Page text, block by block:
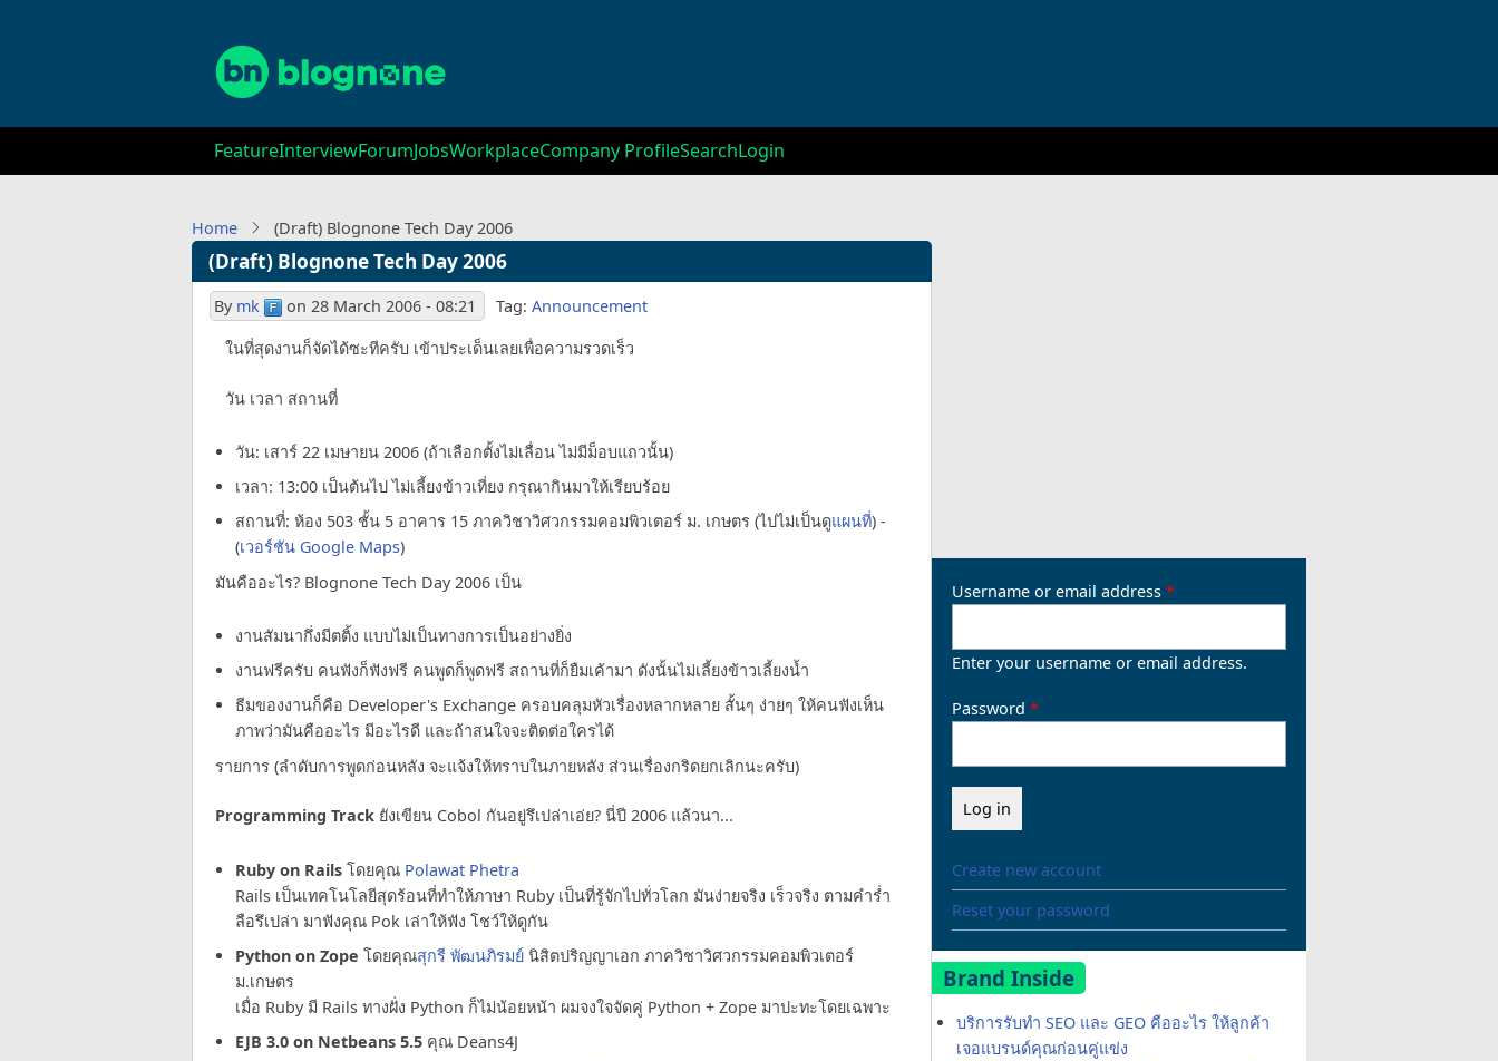
Main
navigation
FeatureInterviewForumJobsWorkplaceCompany ProfileSearchLogin
Home (Draft) Blognone Tech Day 2006
(Draft) Blognone Tech Day 2006
By mk on 28 March 2006 - 08:21 Tag: Announcement
ในที่สุดงานก็จัดได้ซะทีครับ เข้าประเด็นเลยเพื่อความรวดเร็ว
วัน เวลา สถานที่
วัน: เสาร์ 22 เมษายน 2006 (ถ้าเลือกตั้งไม่เลื่อน ไม่มีม็อบแถวนั้น)
เวลา: 13:00 เป็นต้นไป ไม่เลี้ยงข้าวเที่ยง กรุณากินมาให้เรียบร้อย
สถานที่: ห้อง 503 ชั้น 5 อาคาร 15 ภาควิชาวิศวกรรมคอมพิวเตอร์ ม. เกษตร (ไปไม่เป็นดูแผนที่) -
(เวอร์ชัน Google Maps)
มันคืออะไร? Blognone Tech Day 2006 เป็น
งานสัมนากึ่งมีตติ้ง แบบไม่เป็นทางการเป็นอย่างยิ่ง
งานฟรีครับ คนฟังก็ฟังฟรี คนพูดก็พูดฟรี สถานที่ก็ยืมเค้ามา ดังนั้นไม่เลี้ยงข้าวเลี้ยงน้ำ
ธีมของงานก็คือ Developer's Exchange ครอบคลุมหัวเรื่องหลากหลาย สั้นๆ ง่ายๆ ให้คนฟังเห็น
ภาพว่ามันคืออะไร มีอะไรดี และถ้าสนใจจะติดต่อใครได้
รายการ (ลำดับการพูดก่อนหลัง จะแจ้งให้ทราบในภายหลัง ส่วนเรื่องกริดยกเลิกนะครับ)
Programming Track ยังเขียน Cobol กันอยู่รึเปล่าเอ่ย? นี่ปี 2006 แล้วนา...
Ruby on Rails โดยคุณ Polawat Phetra
Rails เป็นเทคโนโลยีสุดร้อนที่ทำให้ภาษา Ruby เป็นที่รู้จักไปทั่วโลก มันง่ายจริง เร็วจริง ตามคำร่ำ
ลือรึเปล่า มาฟังคุณ Pok เล่าให้ฟัง โชว์ให้ดูกัน
Python on Zope โดยคุณสุกรี พัฒนภิรมย์ นิสิตปริญญาเอก ภาควิชาวิศวกรรมคอมพิวเตอร์
ม.เกษตร
เมื่อ Ruby มี Rails ทางฝั่ง Python ก็ไม่น้อยหน้า ผมจงใจจัดคู่ Python + Zope มาปะทะโดยเฉพาะ
EJB 3.0 on Netbeans 5.5 คุณ Deans4J
Username or email address
Enter your username or email address.
Password
Create new account
Reset your password
Brand Inside
บริการรับทำ SEO และ GEO คืออะไร ให้ลูกค้า
เจอแบรนด์คุณก่อนคู่แข่ง